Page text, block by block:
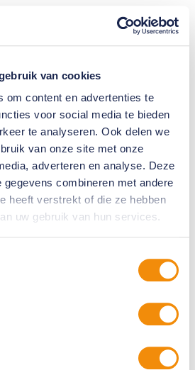
van cookies
om content en advertenties te
voor social media te bieden
te analyseren. Ook delen we
van onze site met onze
adverteren en analyse. Deze
gegevens combineren met andere
heeft verstrekt of die ze hebben
uw gebruik van hun services.